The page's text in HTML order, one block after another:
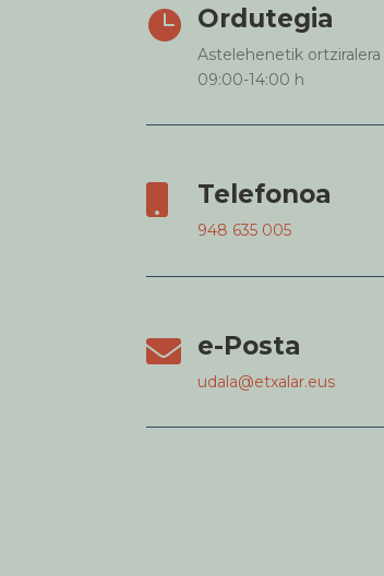
 Ordutegia
Astelehenetik ortziralera
09:00-14:00 h
Telefonoa
948 635 005
 e-Posta
udala@etxalar.eus